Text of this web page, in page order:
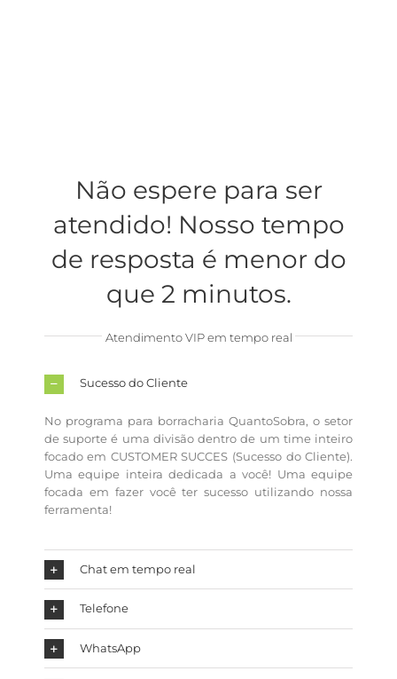
Não espere para ser
atendido! Nosso tempo
de resposta é menor do
que 2 minutos.
Atendimento VIP em tempo real
Sucesso do Cliente
No programa para borracharia QuantoSobra, o setor
de suporte é uma divisão dentro de um time inteiro
focado em CUSTOMER SUCCES (Sucesso do Cliente).
Uma equipe inteira dedicada a você! Uma equipe
focada em fazer você ter sucesso utilizando nossa
ferramenta!
Chat em tempo real
Telefone
WhatsApp